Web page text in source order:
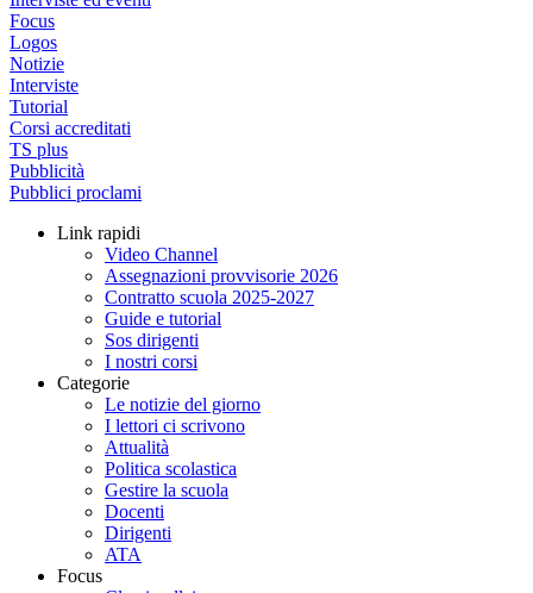
Focus
Logos
Notizie
Interviste
Tutorial
Corsi accreditati
TS plus
Pubblicità
Pubblici proclami
Link rapidi
Video Channel
Assegnazioni provvisorie 2026
Contratto scuola 2025-2027
Guide e tutorial
Sos dirigenti
I nostri corsi
Categorie
Le notizie del giorno
I lettori ci scrivono
Attualità
Politica scolastica
Gestire la scuola
Docenti
Dirigenti
ATA
Focus